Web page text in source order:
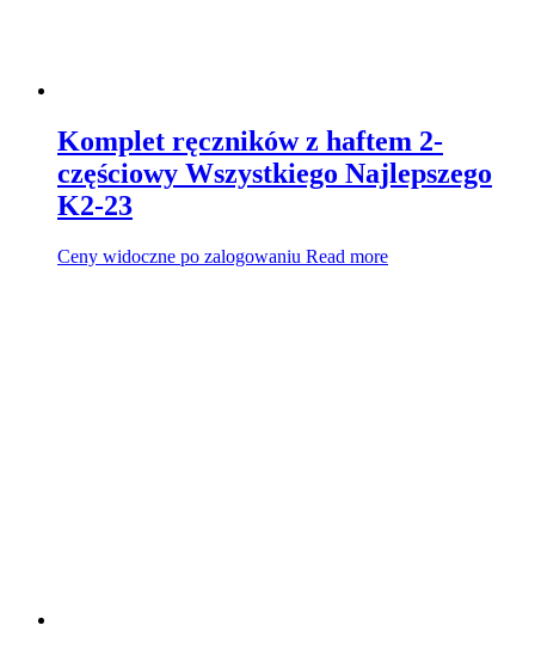
Komplet ręczników z haftem 2-
częściowy Wszystkiego Najlepszego
K2-23
Ceny widoczne po zalogowaniu Read more